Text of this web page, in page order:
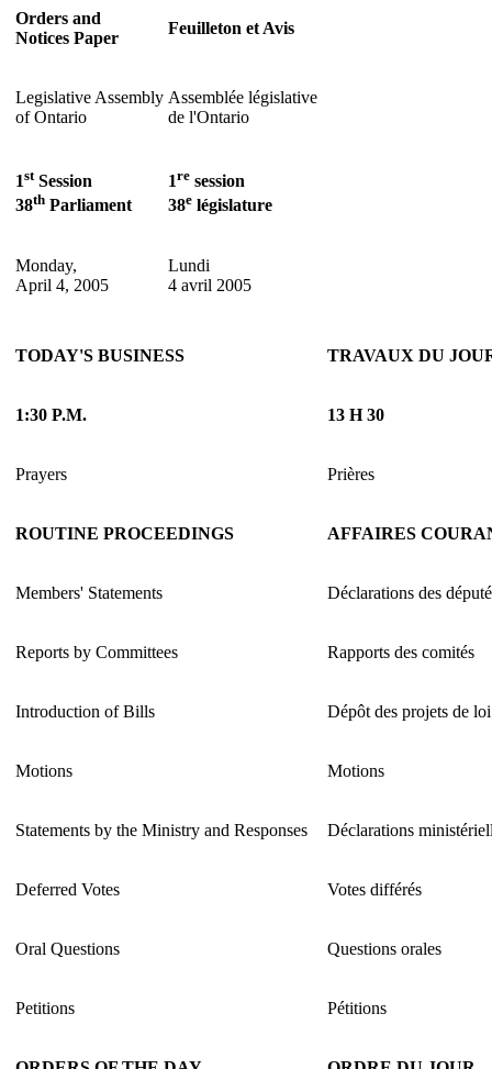
Orders and
Notices Paper
Feuilleton et Avis
Legislative Assembly
of Ontario
Assemblée législative
de l'Ontario
1stSession
38th Parliament
1re session
38e législature
Monday,
April 4, 2005
Lundi
4 avril 2005
TODAY'S BUSINESS TRAVAUX DU
1:30 P.M. 13 H 30
Prayers Prières
ROUTINE PROCEEDINGS AFFAIRES
Members' Statements Déclarations des
Reports by Committees Rapports des comités
Introduction of Bills Dépôt des projets de loi
Motions Motions
Statements by the Ministry and Responses Déclarations
Deferred Votes Votes différés
Oral Questions Questions orales
Petitions Pétitions